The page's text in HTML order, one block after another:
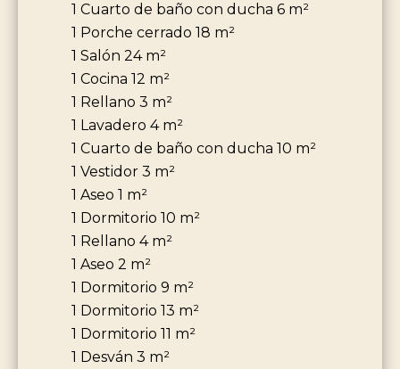
1 Cuarto de baño con ducha 6 m²
1 Porche cerrado 18 m²
1 Salón 24 m²
1 Cocina 12 m²
1 Rellano 3 m²
1 Lavadero 4 m²
1 Cuarto de baño con ducha 10 m²
1 Vestidor 3 m²
1 Aseo 1 m²
1 Dormitorio 10 m²
1 Rellano 4 m²
1 Aseo 2 m²
1 Dormitorio 9 m²
1 Dormitorio 13 m²
1 Dormitorio 11 m²
1 Desván 3 m²